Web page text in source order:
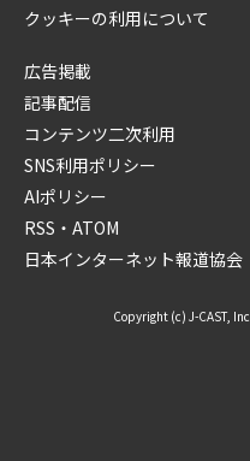
クッキーの利用について
広告掲載
記事配信
コンテンツ二次利用
SNS利用ポリシー
AIポリシー
RSS・ATOM
日本インターネット報道協会
Copyright (c) J-CAST,